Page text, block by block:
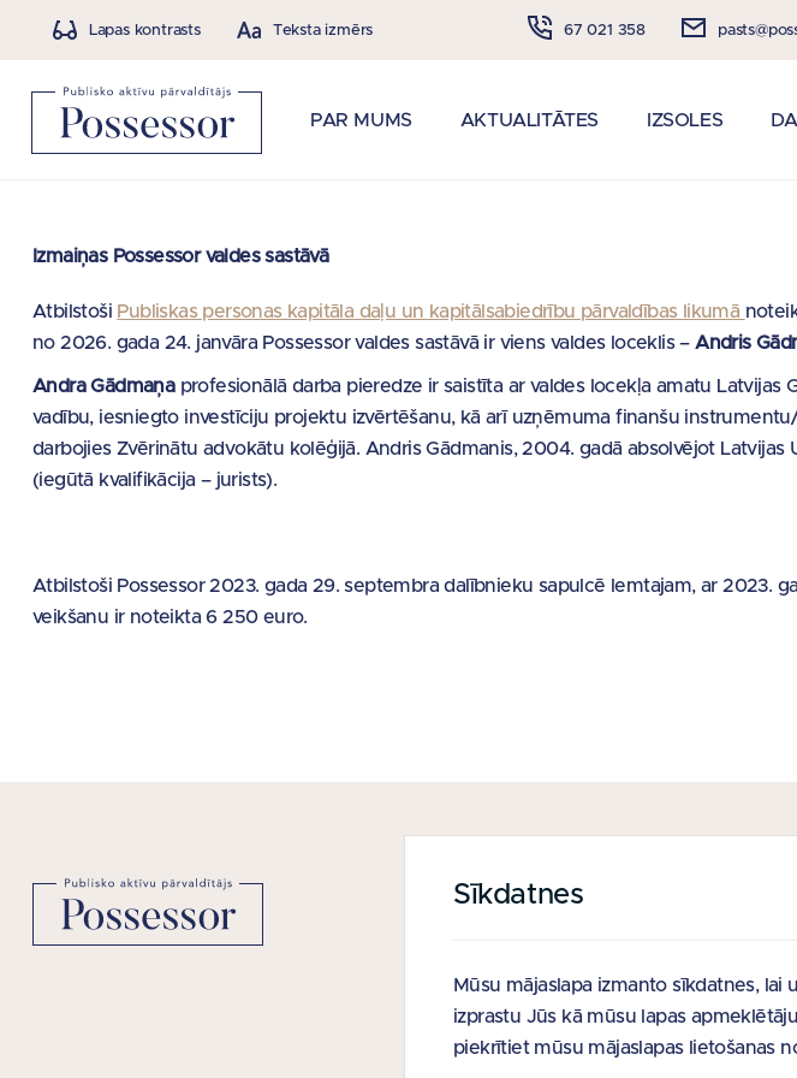
Lapas kontrasts Teksta izmērs 67 021 358
PAR MUMS AKTUALITĀTES IZSOLES
Izmaiņas Possessor valdes sastāvā
Atbilstoši Publiskas personas kapitāla daļu un kapitālsabiedrību pārvaldības likumā
no 2026. gada 24. janvāra Possessor valdes sastāvā ir viens valdes loceklis –Andris
Andra Gādmaņaprofesionālā darba pieredze ir saistīta ar valdes locekļa amatu
vadību, iesniegto investīciju projektu izvērtēšanu, kā arī uzņēmuma finanšu
darbojies Zvērinātu advokātu kolēģijā. Andris Gādmanis, 2004. gadā absolvējot
(iegūtā kvalifikācija – jurists).
Atbilstoši Possessor 2023. gada 29. septembra dalībnieku sapulcē lemtajam, ar 2023.
veikšanu ir noteikta 6 250 euro.
NODERĪGAS SAITES
Viegli lasīt
Lietošanas noteikumi
Sīkdatnes
Mūsu mājaslapa izmanto sīkdatnes,
izprastu Jūs kā mūsu lapas
piekrītiet mūsu mājaslapas lietošanas